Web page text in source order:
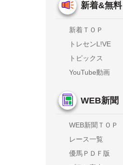
新着&無料
新着ＴＯＰ
トレセンL!VE
トピックス
YouTube動画
WEB新聞
WEB新聞ＴＯＰ
レース一覧
優馬ＰＤＦ版